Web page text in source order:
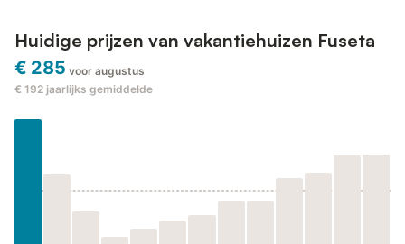
Huidige prijzen van vakantiehuizen Fuseta
€ 285 voor augustus
€ 192 jaarlijks gemiddelde